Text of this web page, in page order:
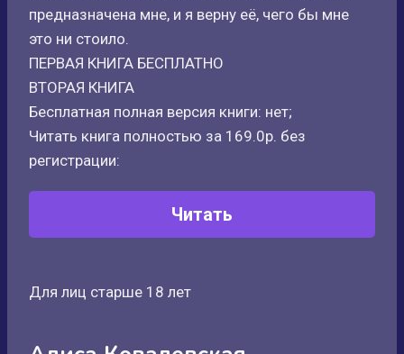
предназначена мне, и я верну её, чего бы мне
это ни стоило.
ПЕРВАЯ КНИГА БЕСПЛАТНО
ВТОРАЯ КНИГА
Бесплатная полная версия книги: нет;
Читать книга полностью за 169.0р. без
регистрации:
Читать
Для лиц старше 18 лет